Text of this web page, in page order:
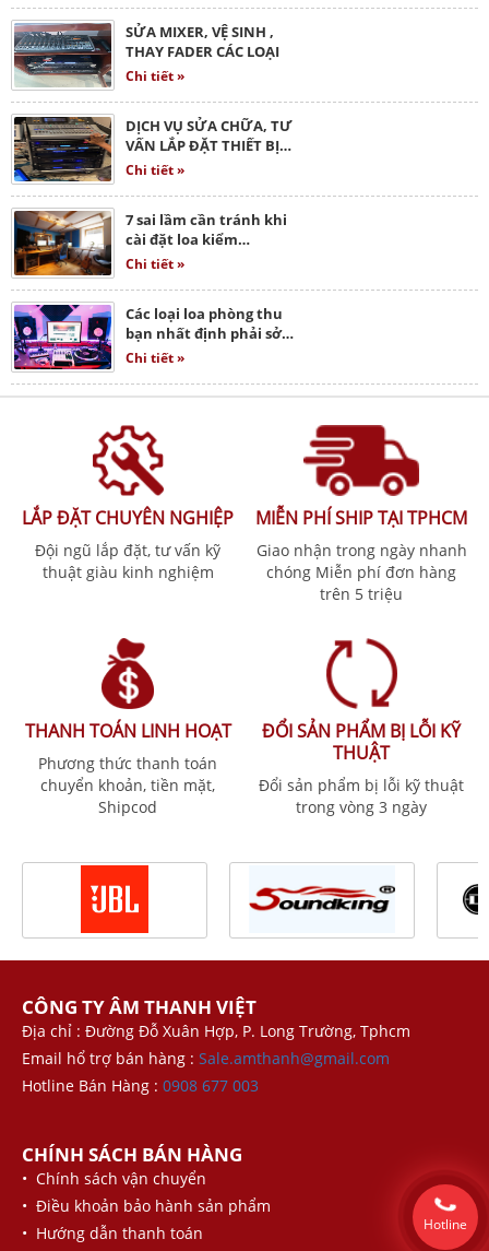
SỬA MIXER, VỆ SINH ,
THAY FADER CÁC LOẠI
Chi tiết »
DỊCH VỤ SỬA CHỮA, TƯ
VẤN LẮP ĐẶT THIẾT BỊ…
Chi tiết »
7 sai lầm cần tránh khi
cài đặt loa kiểm…
Chi tiết »
Các loại loa phòng thu
bạn nhất định phải sở…
Chi tiết »
LẮP ĐẶT CHUYÊN NGHIỆP
Đội ngũ lắp đặt, tư vấn kỹ
thuật giàu kinh nghiệm
MIỄN PHÍ SHIP TẠI TPHCM
Giao nhận trong ngày nhanh
chóng Miễn phí đơn hàng
trên 5 triệu
THANH TOÁN LINH HOẠT
Phương thức thanh toán
chuyển khoản, tiền mặt,
Shipcod
ĐỔI SẢN PHẨM BỊ LỖI KỸ
THUẬT
Đổi sản phẩm bị lỗi kỹ thuật
trong vòng 3 ngày
CÔNG TY ÂM THANH VIỆT
Địa chỉ : Đường Đỗ Xuân Hợp, P. Long Trường, Tphcm
Email hổ trợ bán hàng : Sale.amthanh@gmail.com
Hotline Bán Hàng : 0908 677 003
CHÍNH SÁCH BÁN HÀNG
• Chính sách vận chuyển
• Điều khoản bảo hành sản phẩm
• Hướng dẫn thanh toán
Hotline